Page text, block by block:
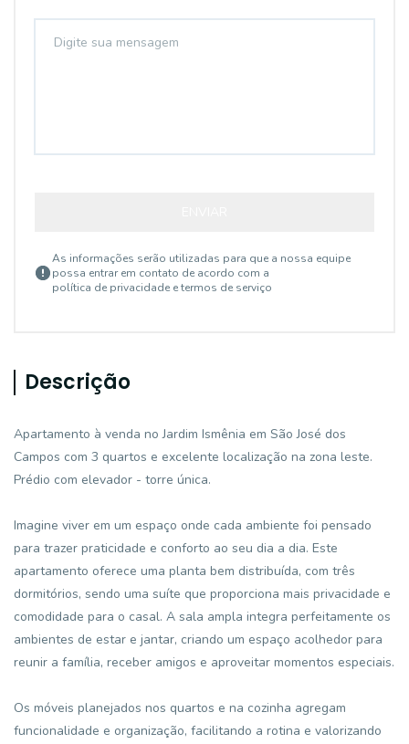
As informações serão utilizadas para que a nossa equipe
possa entrar em contato de acordo com a
política de privacidade e termos de serviço
Descrição
Apartamento à venda no Jardim Ismênia em São José dos
Campos com 3 quartos e excelente localização na zona leste.
Prédio com elevador - torre única.
Imagine viver em um espaço onde cada ambiente foi pensado
para trazer praticidade e conforto ao seu dia a dia. Este
apartamento oferece uma planta bem distribuída, com três
dormitórios, sendo uma suíte que proporciona mais privacidade e
comodidade para o casal. A sala ampla integra perfeitamente os
ambientes de estar e jantar, criando um espaço acolhedor para
reunir a família, receber amigos e aproveitar momentos especiais.
Os móveis planejados nos quartos e na cozinha agregam
funcionalidade e organização, facilitando a rotina e valorizando